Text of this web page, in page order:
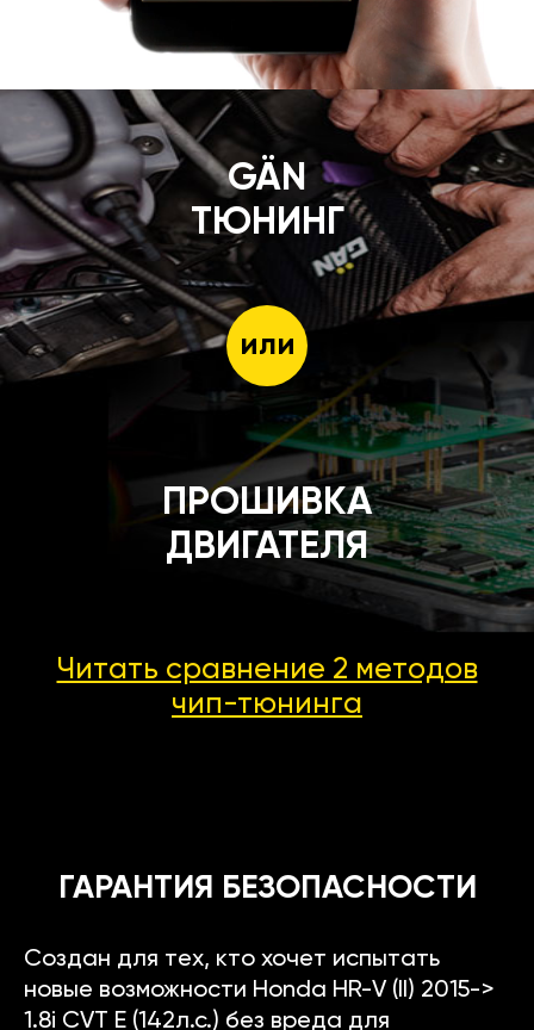
GÄN
ТЮНИНГ
или
ПРОШИВКА
ДВИГАТЕЛЯ
Читать сравнение 2 методов
чип-тюнинга
ГАРАНТИЯ БЕЗОПАСНОСТИ
Создан для тех, кто хочет испытать
новые возможности Honda HR-V (II) 2015->
1.8i CVT E (142л.с.) без вреда для